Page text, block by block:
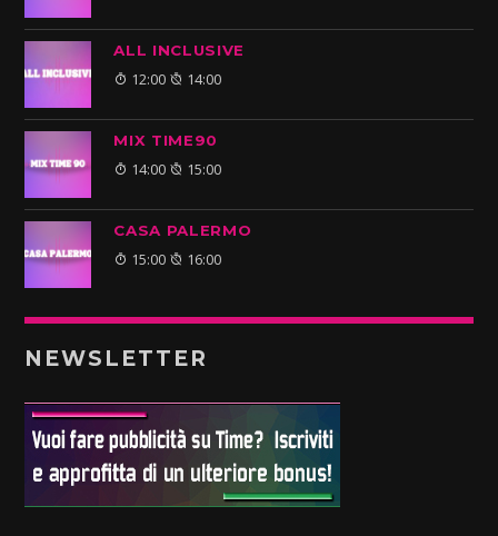
ALL INCLUSIVE
12:00 14:00
MIX TIME90
14:00 15:00
CASA PALERMO
15:00 16:00
NEWSLETTER